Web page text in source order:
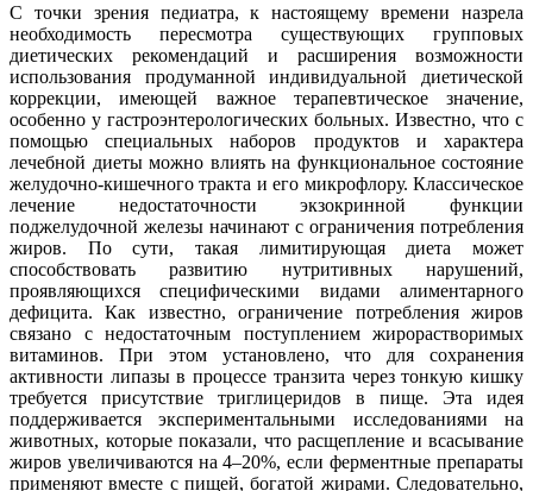
С точки зрения педиатра, к настоящему времени назрела
необходимость пересмотра существующих групповых
диетических рекомендаций и расширения возможности
использования продуманной индивидуальной диетической
коррекции, имеющей важное терапевтическое значение,
особенно у гастроэнтерологических больных. Известно, что с
помощью специальных наборов продуктов и характера
лечебной диеты можно влиять на функциональное состояние
желудочно-кишечного тракта и его микрофлору. Классическое
лечение недостаточности экзокринной функции
поджелудочной железы начинают с ограничения потребления
жиров. По сути, такая лимитирующая диета может
способствовать развитию нутритивных нарушений,
проявляющихся специфическими видами алиментарного
дефицита. Как известно, ограничение потребления жиров
связано с недостаточным поступлением жирорастворимых
витаминов. При этом установлено, что для сохранения
активности липазы в процессе транзита через тонкую кишку
требуется присутствие триглицеридов в пище. Эта идея
поддерживается экспериментальными исследованиями на
животных, которые показали, что расщепление и всасывание
жиров увеличиваются на 4–20%, если ферментные препараты
применяют вместе с пищей, богатой жирами. Следовательно,